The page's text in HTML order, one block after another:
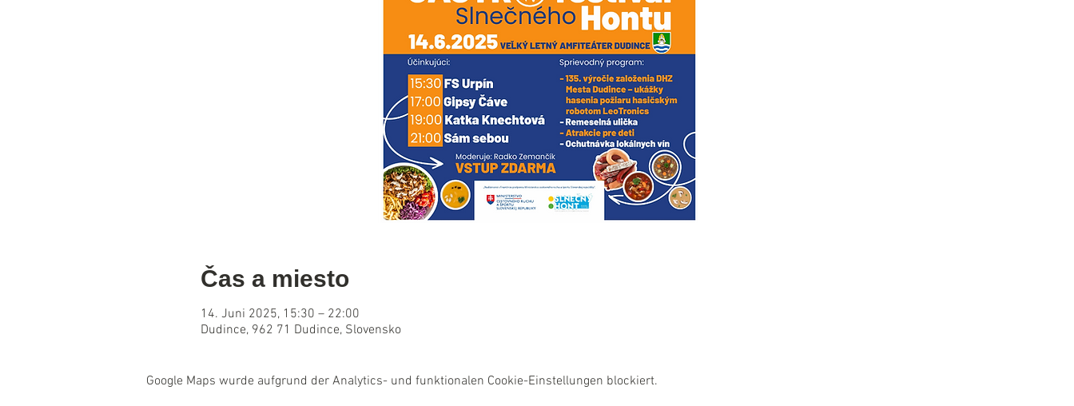
Čas a miesto
14. Juni 2025, 15:30 – 22:00
Dudince, 962 71 Dudince, Slovensko
Google Maps wurde aufgrund der Analytics- und funktionalen Cookie-Einstellungen blockiert.